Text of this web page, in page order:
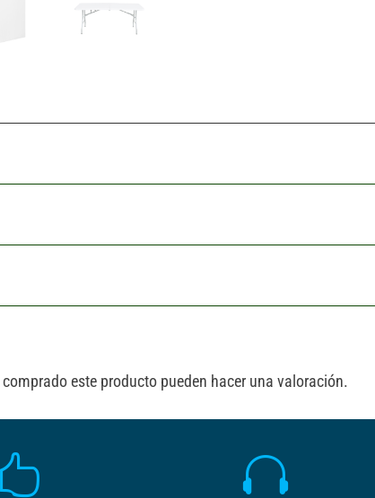
este producto pueden hacer una valoración.
